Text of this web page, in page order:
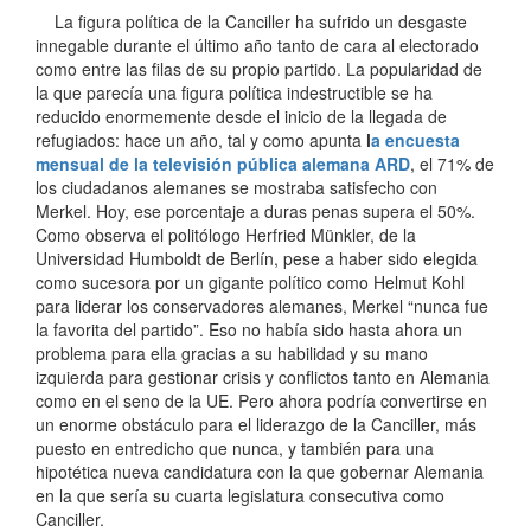
La figura política de la Canciller ha sufrido un desgaste
innegable durante el último año tanto de cara al electorado
como entre las filas de su propio partido. La popularidad de
la que parecía una figura política indestructible se ha
reducido enormemente desde el inicio de la llegada de
refugiados: hace un año, tal y como apunta la encuesta
mensual de la televisión pública alemana ARD, el 71% de
los ciudadanos alemanes se mostraba satisfecho con
Merkel. Hoy, ese porcentaje a duras penas supera el 50%.
Como observa el politólogo Herfried Münkler, de la
Universidad Humboldt de Berlín, pese a haber sido elegida
como sucesora por un gigante político como Helmut Kohl
para liderar los conservadores alemanes, Merkel “nunca fue
la favorita del partido”. Eso no había sido hasta ahora un
problema para ella gracias a su habilidad y su mano
izquierda para gestionar crisis y conflictos tanto en Alemania
como en el seno de la UE. Pero ahora podría convertirse en
un enorme obstáculo para el liderazgo de la Canciller, más
puesto en entredicho que nunca, y también para una
hipotética nueva candidatura con la que gobernar Alemania
en la que sería su cuarta legislatura consecutiva como
Canciller.